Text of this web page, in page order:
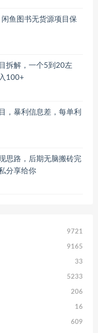
鱼图书无货源项目保
拆解，一个5到20左
100+
，暴利信息差，每单利
思路，后期无脑搬砖完
分享给你
9721
9165
33
5233
206
16
609